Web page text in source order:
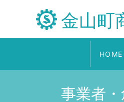
金山町
HOME
事業者